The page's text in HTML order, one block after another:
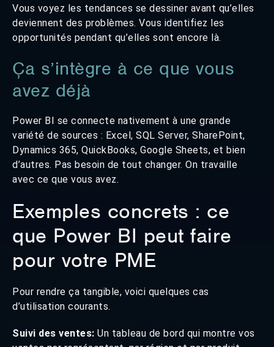
Vous voyez les tendances se dessiner avant qu’elles
deviennent des problèmes. Vous identifiez les
opportunités pendant qu’elles sont encore là.
Ça s’intègre à ce que vous
avez déjà
Power BI se connecte nativement à une grande
variété de sources : Excel, SQL Server, SharePoint,
Dynamics 365, QuickBooks, Google Sheets, et bien
d’autres. Pas besoin de tout changer. On travaille
avec ce que vous avez.
Exemples concrets : ce
que Power BI peut faire
pour votre PME
Pour rendre ça tangible, voici quelques cas
d’utilisation courants.
Suivi des ventes: Un tableau de bord qui montre vos